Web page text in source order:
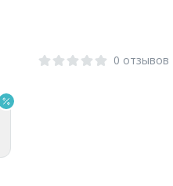
0 отзывов